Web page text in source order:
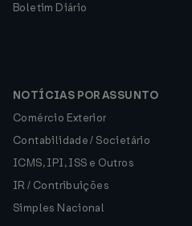
Boletim Diário
NOTÍCIAS POR ASSUNTO
Comércio Exterior
Contabilidade / Societário
ICMS, IPI, ISS e Outros
IR / Contribuições
Simples Nacional